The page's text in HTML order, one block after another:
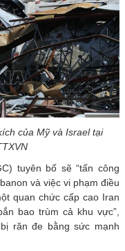
của Mỹ và Israel tại
tuyên bố sẽ “tấn công
và việc vi phạm điều
quan chức cấp cao Iran
bao trùm cả khu vực”,
răn đe bằng sức mạnh